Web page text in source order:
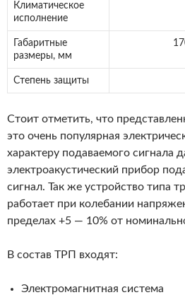
Климатическое
исполнение
Габаритные
размеры, мм
Степень защиты
Стоит отметить, что
это очень популярная
характеру подаваемого сигнала
электроакустический прибор
сигнал. Так же устройство типа
работает при колебании
пределах +5 — 10% от
В состав ТРП входят:
Электромагнитная система